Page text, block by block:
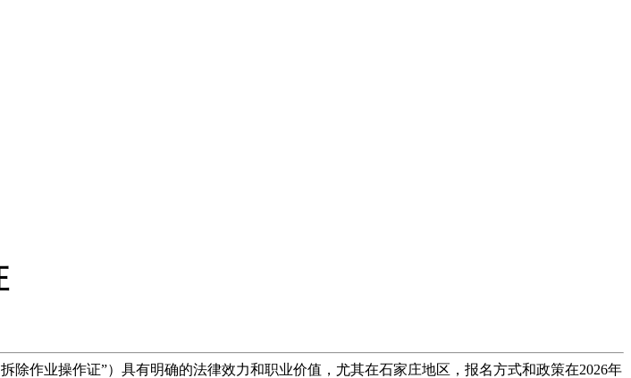
作业操作证”）具有明确的法律效力和职业价值，尤其在石家庄地区，报名方式和政策在2026年